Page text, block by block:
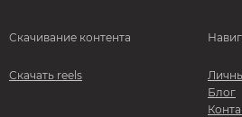
Скачивание контента
Скачать reels
Блог